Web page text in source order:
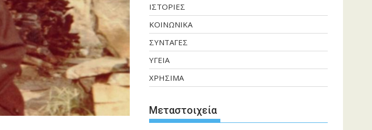
ΙΣΤΟΡΙΕΣ
ΚΟΙΝΩΝΙΚΑ
ΣΥΝΤΑΓΕΣ
ΥΓΕΙΑ
ΧΡΗΣΙΜΑ
Μεταστοιχεία